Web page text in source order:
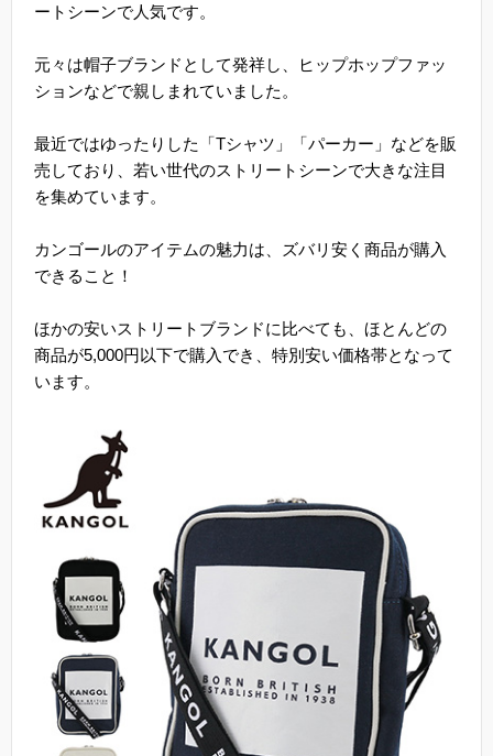
ートシーンで人気です。
元々は帽子ブランドとして発祥し、ヒップホップファッ
ションなどで親しまれていました。
最近ではゆったりした「Tシャツ」「パーカー」などを販
売しており、若い世代のストリートシーンで大きな注目
を集めています。
カンゴールのアイテムの魅力は、ズバリ安く商品が購入
できること！
ほかの安いストリートブランドに比べても、ほとんどの
商品が5,000円以下で購入でき、特別安い価格帯となって
います。